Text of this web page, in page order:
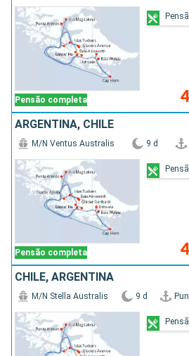
Pensão completa
ARGENTINA, CHILE
Pensão completa
M/N Ventus Australis 9 d
CHILE, ARGENTINA
M/N Stella Australis 9 d